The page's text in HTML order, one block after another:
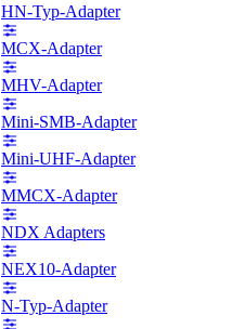
HN-Typ-Adapter
MCX-Adapter
MHV-Adapter
Mini-SMB-Adapter
Mini-UHF-Adapter
MMCX-Adapter
NDX Adapters
NEX10-Adapter
N-Typ-Adapter